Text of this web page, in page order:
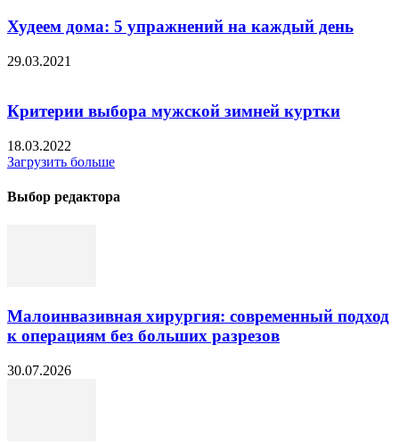
Худеем дома: 5 упражнений на каждый день
29.03.2021
Критерии выбора мужской зимней куртки
18.03.2022
Загрузить больше
Выбор редактора
Малоинвазивная хирургия: современный подход
к операциям без больших разрезов
30.07.2026